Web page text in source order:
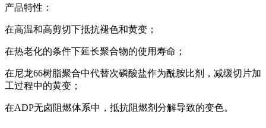
产品特性：
在高温和高剪切下抵抗褪色和黄变；
在热老化的条件下延长聚合物的使用寿命；
在尼龙66树脂聚合中代替次磷酸盐作为酰胺比剂，减缓切片加
工过程中的黄变；
在ADP无卤阻燃体系中，抵抗阻燃剂分解导致的变色。